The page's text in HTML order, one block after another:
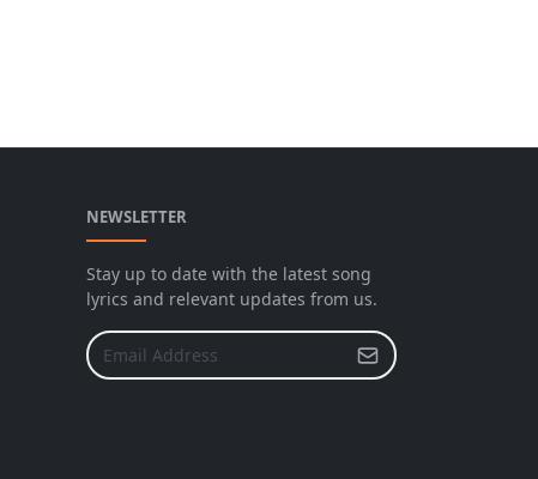
NEWSLETTER
Stay up to date with the latest song
lyrics and relevant updates from us.